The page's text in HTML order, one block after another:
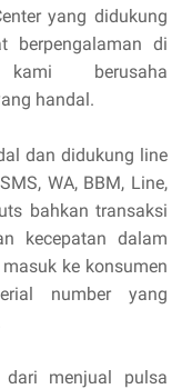
yang didukung
berpengalaman di
kami berusaha
handal.
dan didukung line
WA, BBM, Line,
bahkan transaksi
kecepatan dalam
ke konsumen
number yang
menjual pulsa